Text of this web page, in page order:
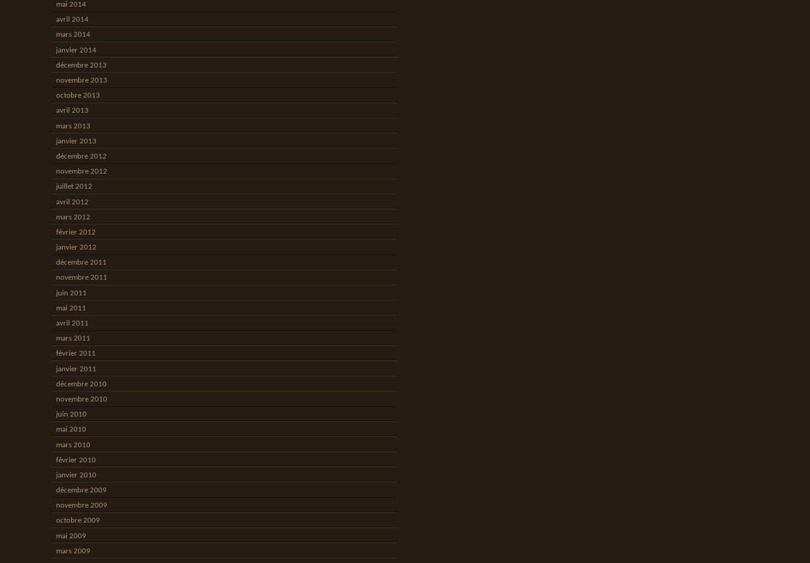
mai 2014
avril 2014
mars 2014
janvier 2014
décembre 2013
novembre 2013
octobre 2013
avril 2013
mars 2013
janvier 2013
décembre 2012
novembre 2012
juillet 2012
avril 2012
mars 2012
février 2012
janvier 2012
décembre 2011
novembre 2011
juin 2011
mai 2011
avril 2011
mars 2011
février 2011
janvier 2011
décembre 2010
novembre 2010
juin 2010
mai 2010
mars 2010
février 2010
janvier 2010
décembre 2009
novembre 2009
octobre 2009
mai 2009
mars 2009